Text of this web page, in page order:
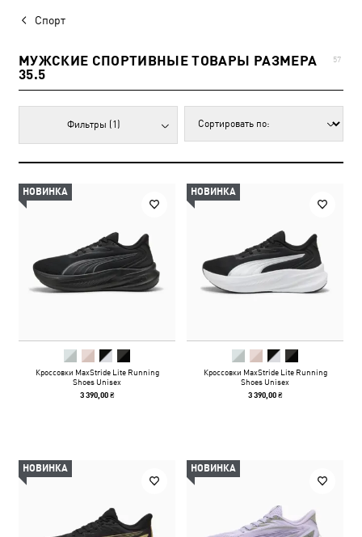
Спорт
МУЖСКИЕ СПОРТИВНЫЕ ТОВАРЫ РАЗМЕРА
35.5
57
Фильтры (1)
НОВИНКА
Кроссовки MaxStride Lite Running
Shoes Unisex
3 390,00 ₴
НОВИНКА
Кроссовки MaxStride Lite Running
Shoes Unisex
3 390,00 ₴
НОВИНКА НОВИНКА